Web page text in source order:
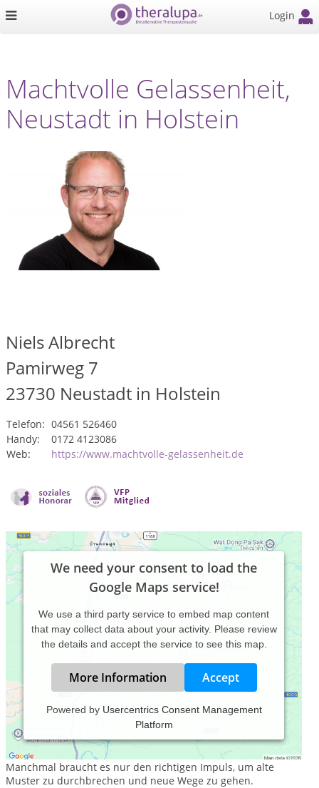
Login
Machtvolle Gelassenheit,
Neustadt in Holstein
Niels Albrecht
Pamirweg 7
23730 Neustadt in Holstein
Telefon: 04561 526460
Handy:
0172 4123086
Web:
https://www.machtvolle-gelassenheit.de
We need your consent to load the
Google Maps service!
We use a third party service to embed map content
that may collect data about your activity. Please review
the details and accept the service to see this map.
More Information Accept
Powered by Usercentrics Consent Management
Platform
Ihr Weg zu innerer Stärke und neuer Lebensfreude beginnt
hier.
Manchmal braucht es nur den richtigen Impuls, um alte
Muster zu durchbrechen und neue Wege zu gehen.